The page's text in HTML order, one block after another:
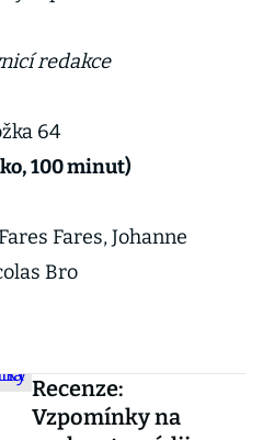
redakce
64
100 minut)
Fares, Johanne
Bro
Recenze:
Vzpomínky na